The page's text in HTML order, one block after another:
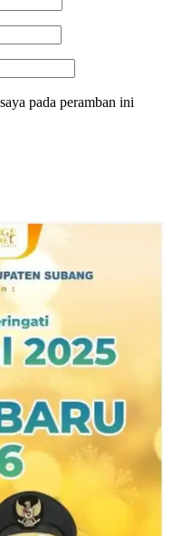
pada peramban ini